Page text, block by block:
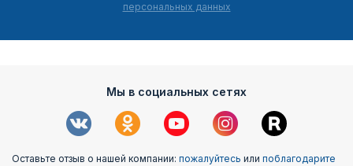
персональных данных
Мы в социальных сетях
Оставьте отзыв о нашей компании: пожалуйтесь или поблагодарите